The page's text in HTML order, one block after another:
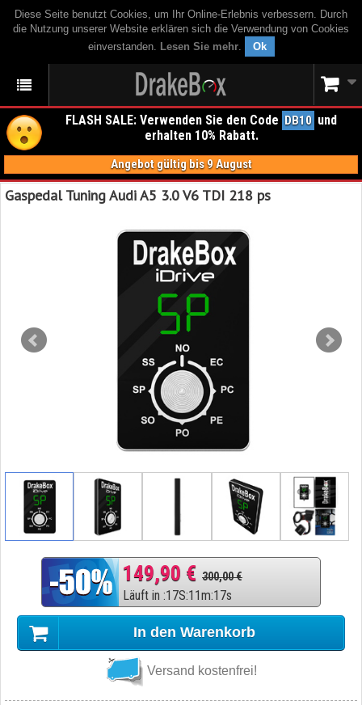
Diese Seite benutzt Cookies, um Ihr Online-Erlebnis verbessern. Durch
die Nutzung unserer Website erklären sich die Verwendung von Cookies
einverstanden. Lesen Sie mehr. Ok
FLASH SALE: Verwenden Sie den Code DB10 und
erhalten 10% Rabatt.
Angebot gültig bis 9 August
Gaspedal Tuning Audi A5 3.0 V6 TDI 218 ps
149,90 € 300,00 €
Läuft in :17S:11m:16s
In den Warenkorb
Versand kostenfrei!